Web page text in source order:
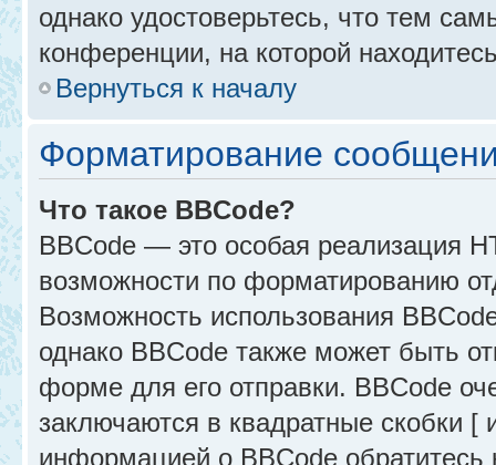
однако удостоверьтесь, что тем
конференции, на которой
Вернуться к началу
Форматирование
Что такое BBCode?
BBCode — это особая реализация
возможности по форматированию
Возможность использования
однако BBCode также может быть
форме для его отправки. BBCode
заключаются в квадратные скобки
информацией о BBCode обратитесь